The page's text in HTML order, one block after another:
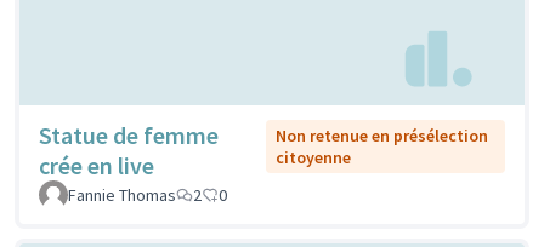
Statue de femme
crée en live
Non retenue en présélection
citoyenne
Fannie Thomas
2 0